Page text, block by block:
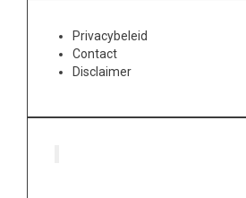
Privacybeleid
Contact
Disclaimer